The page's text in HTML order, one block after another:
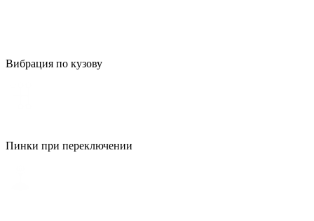
Вибрация по кузову
Пинки при переключении